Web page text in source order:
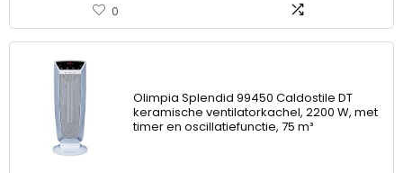
0
Olimpia Splendid 99450 Caldostile DT
keramische ventilatorkachel, 2200 W, met
timer en oscillatiefunctie, 75 m³